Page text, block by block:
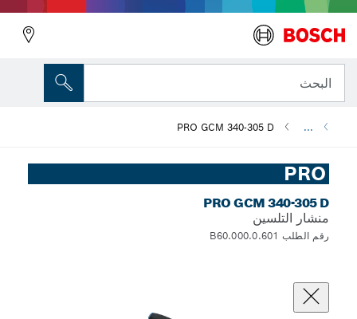
البحث
...
PRO GCM 340-305 D
PRO
PRO GCM 340-305 D
منشار التلسين
رقم الطلب 0.601.B60.000